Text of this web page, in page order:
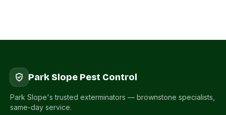
Park Slope Pest Control
Park Slope's trusted exterminators — brownstone specialists,
same-day service.